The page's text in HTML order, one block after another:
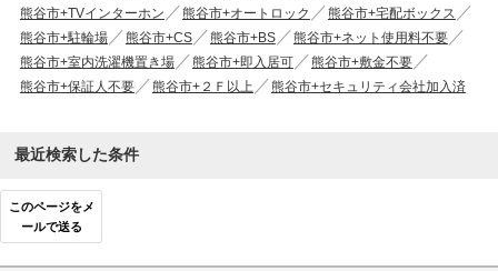
熊谷市+TVインターホン
熊谷市+オートロック
熊谷市+宅配ボックス
熊谷市+駐輪場
熊谷市+CS 熊谷市+BS
熊谷市+ネット使用料不要
熊谷市+室内洗濯機置き場
熊谷市+即入居可
熊谷市+敷金不要
熊谷市+保証人不要
熊谷市+２Ｆ以上 熊谷市+セキュリティ会社加入済
最近検索した条件
このページをメ
ールで送る